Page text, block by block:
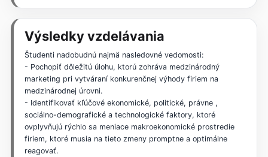
Výsledky vzdelávania
Študenti nadobudnú najmä nasledovné vedomosti:
- Pochopiť dôležitú úlohu, ktorú zohráva medzinárodný
marketing pri vytváraní konkurenčnej výhody firiem na
medzinárodnej úrovni.
- Identifikovať kľúčové ekonomické, politické, právne ,
sociálno-demografické a technologické faktory, ktoré
ovplyvňujú rýchlo sa meniace makroekonomické prostredie
firiem, ktoré musia na tieto zmeny promptne a optimálne
reagovať.